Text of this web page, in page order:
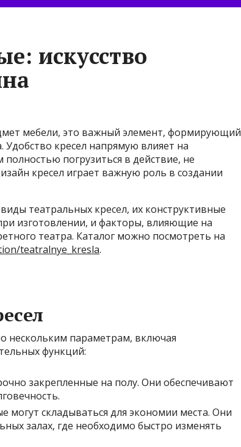
искусство
мебели, это важный элемент, формирующий
кресел напрямую влияет на
полностью погрузиться в действие, не
кресел играет важную роль в создании
театральных кресел, их конструктивные
изготовлении, и факторы, влияющие на
театра. Каталог можно посмотреть на
teatralnye_kresla.
нескольким параметрам, включая
функций:
закрепленные на полу. Они обеспечивают
могут складываться для экономии места. Они
залах, где необходимо быстро изменять